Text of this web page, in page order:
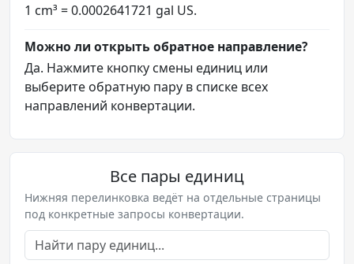
1 cm³ = 0.0002641721 gal US.
Можно ли открыть обратное направление?
Да. Нажмите кнопку смены единиц или
выберите обратную пару в списке всех
направлений конвертации.
Все пары единиц
Нижняя перелинковка ведёт на отдельные страницы
под конкретные запросы конвертации.